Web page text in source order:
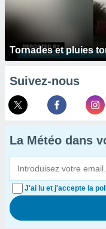
Tornades et pluies
Suivez-nous
La Météo dans
J'ai lu et j'accepte la